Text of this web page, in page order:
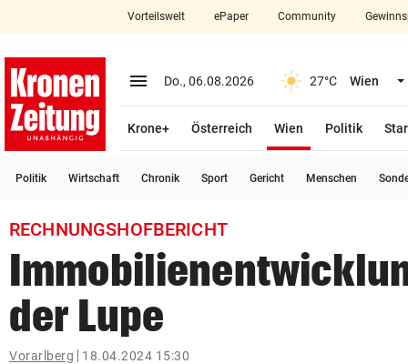
closeSchließen
account_circle Anmelden
arrow_right
search
Suchbegriff
eingeben
Vorteilswelt ePaper Community
menu Menü aufklappen
Do., 06.08.2026 27°C Wien
Krone+ Österreich Wien
Politik
Politik Wirtschaft Chronik Sport Gericht Menschen
RECHNUNGSHOFBERICHT
der Lupe
Vorarlberg 18.04.2024 15:30